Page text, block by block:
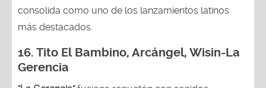
consolida como uno de los lanzamientos latinos
más destacados.
16. Tito El Bambino, Arcángel, Wisin-La
Gerencia